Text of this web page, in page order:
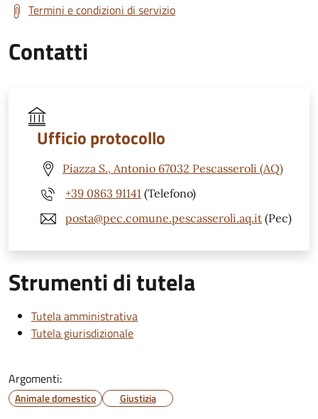
Termini e condizioni di servizio
Contatti
Ufficio protocollo
Piazza S., Antonio 67032 Pescasseroli (AQ)
+39 0863 91141 (Telefono)
posta@pec.comune.pescasseroli.aq.it (Pec)
Strumenti di tutela
Tutela amministrativa
Tutela giurisdizionale
Argomenti:
Animale domestico Giustizia